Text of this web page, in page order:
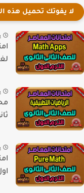
لا يفوتك تحميل هذه
يونيو
لغات
يونيو
يونيو
اول 2026